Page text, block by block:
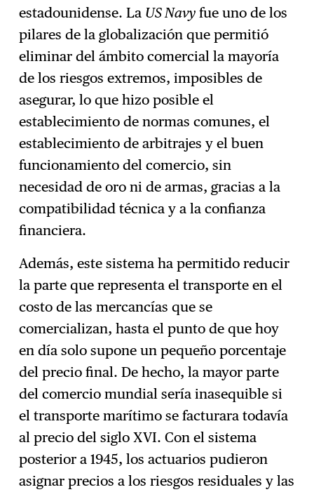
estadounidense. La US Navy fue uno de los
pilares de la globalización que permitió
eliminar del ámbito comercial la mayoría
de los riesgos extremos, imposibles de
asegurar, lo que hizo posible el
establecimiento de normas comunes, el
establecimiento de arbitrajes y el buen
funcionamiento del comercio, sin
necesidad de oro ni de armas, gracias a la
compatibilidad técnica y a la confianza
financiera.
Además, este sistema ha permitido reducir
la parte que representa el transporte en el
costo de las mercancías que se
comercializan, hasta el punto de que hoy
en día solo supone un pequeño porcentaje
del precio final. De hecho, la mayor parte
del comercio mundial sería inasequible si
el transporte marítimo se facturara todavía
al precio del siglo XVI. Con el sistema
posterior a 1945, los actuarios pudieron
asignar precios a los riesgos residuales y las